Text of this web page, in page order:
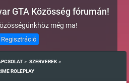
GTA Közösség fórumán!
még ma!
Regisztráció
» SZERVEREK »
ROLEPLAY